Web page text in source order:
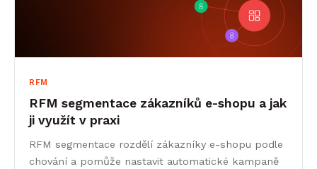
RFM
RFM segmentace zákazníků e-shopu a jak
ji využít v praxi
RFM segmentace rozdělí zákazníky e-shopu podle
chování a pomůže nastavit automatické kampaně